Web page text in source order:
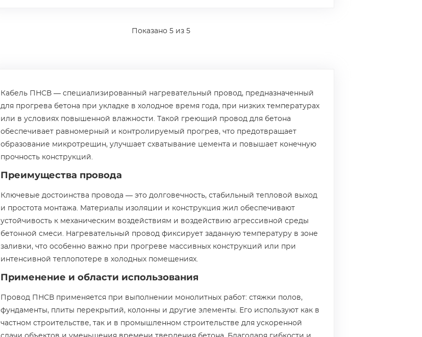
Показано 5из 5
Кабель ПНСВ — специализированный нагревательный провод, предназначенный
для прогрева бетона при укладке в холодное время года, при низких температурах
или в условиях повышенной влажности. Такой греющий провод для бетона
обеспечивает равномерный и контролируемый прогрев, что предотвращает
образование микротрещин, улучшает схватывание цемента и повышает конечную
прочность конструкций.
Преимущества провода
Ключевые достоинства провода — это долговечность, стабильный тепловой выход
и простота монтажа. Материалы изоляции и конструкция жил обеспечивают
устойчивость к механическим воздействиям и воздействию агрессивной среды
бетонной смеси. Нагревательный провод фиксирует заданную температуру в зоне
заливки, что особенно важно при прогреве массивных конструкций или при
интенсивной теплопотере в холодных помещениях.
Применение и области использования
Провод ПНСВ применяется при выполнении монолитных работ: стяжки полов,
фундаменты, плиты перекрытий, колонны и другие элементы. Его используют как в
частном строительстве, так и в промышленном строительстве для ускоренной